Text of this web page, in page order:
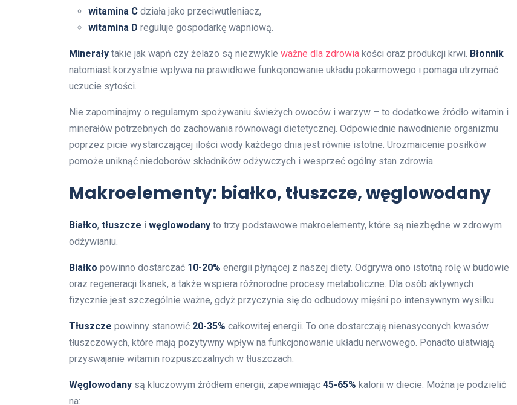
witamina C działa jako przeciwutleniacz,
witamina D reguluje gospodarkę wapniową.
Minerały takie jak wapń czy żelazo są niezwykle ważne dla zdrowia kości oraz produkcji krwi. Błonnik
natomiast korzystnie wpływa na prawidłowe funkcjonowanie układu pokarmowego i pomaga utrzymać
uczucie sytości.
Nie zapominajmy o regularnym spożywaniu świeżych owoców i warzyw – to dodatkowe źródło witamin i
minerałów potrzebnych do zachowania równowagi dietetycznej. Odpowiednie nawodnienie organizmu
poprzez picie wystarczającej ilości wody każdego dnia jest równie istotne. Urozmaicenie posiłków
pomoże uniknąć niedoborów składników odżywczych i wesprzeć ogólny stan zdrowia.
Makroelementy: białko, tłuszcze, węglowodany
Białko, tłuszcze i węglowodany to trzy podstawowe makroelementy, które są niezbędne w zdrowym
odżywianiu.
Białko powinno dostarczać 10-20% energii płynącej z naszej diety. Odgrywa ono istotną rolę w budowie
oraz regeneracji tkanek, a także wspiera różnorodne procesy metaboliczne. Dla osób aktywnych
fizycznie jest szczególnie ważne, gdyż przyczynia się do odbudowy mięśni po intensywnym wysiłku.
Tłuszcze powinny stanowić 20-35% całkowitej energii. To one dostarczają nienasyconych kwasów
tłuszczowych, które mają pozytywny wpływ na funkcjonowanie układu nerwowego. Ponadto ułatwiają
przyswajanie witamin rozpuszczalnych w tłuszczach.
Węglowodany są kluczowym źródłem energii, zapewniając 45-65% kalorii w diecie. Można je podzielić
na: